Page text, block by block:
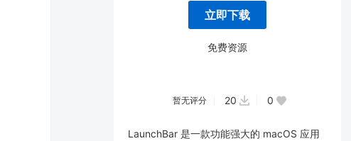
立即下载
免费资源
暂无评分 20 0
LaunchBar 是一款功能强大的 macOS 应用